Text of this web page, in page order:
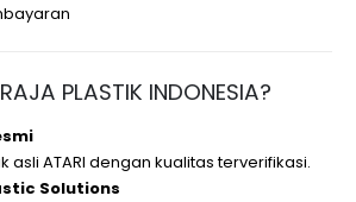
PLASTIK INDONESIA?
asli ATARI dengan kualitas terverifikasi.
Solutions